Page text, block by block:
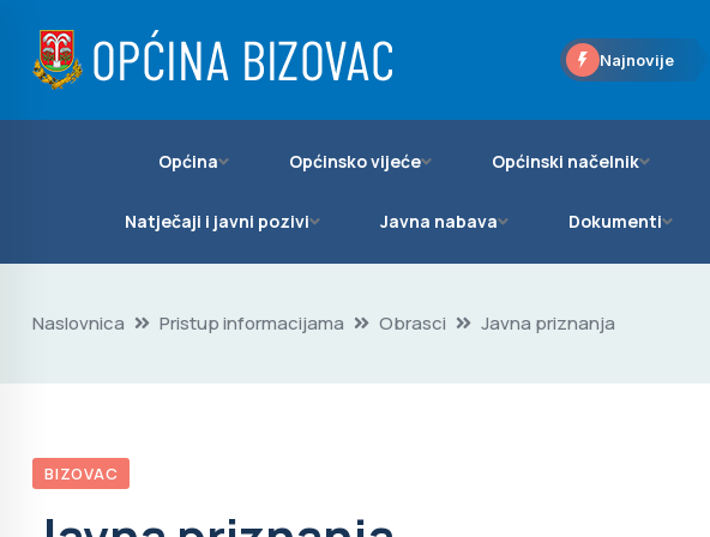
Najnovije
Općina Općinsko vijeće Općinski načelnik
Natječaji i javni pozivi Javna nabava Dokumenti
Naslovnica Pristup informacijama Obrasci Javna priznanja
BIZOVAC